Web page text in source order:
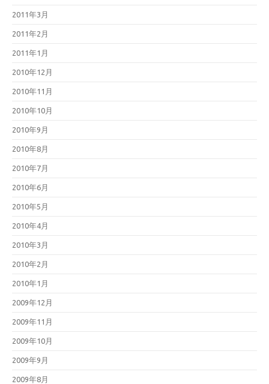
2011年3月
2011年2月
2011年1月
2010年12月
2010年11月
2010年10月
2010年9月
2010年8月
2010年7月
2010年6月
2010年5月
2010年4月
2010年3月
2010年2月
2010年1月
2009年12月
2009年11月
2009年10月
2009年9月
2009年8月